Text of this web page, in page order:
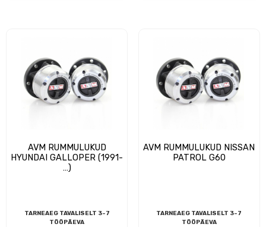
AVM RUMMULUKUD
HYUNDAI GALLOPER (1991-
…)
TARNEAEG TAVALISELT 3-7
TÖÖPÄEVA
AVM RUMMULUKUD NISSAN
PATROL G60
TARNEAEG TAVALISELT 3-7
TÖÖPÄEVA